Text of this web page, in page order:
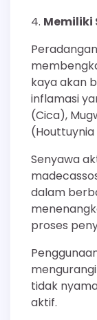
kaya akan
inflamasi
(Cica),
Senyawa
dalam
proses
tidak
aktif.